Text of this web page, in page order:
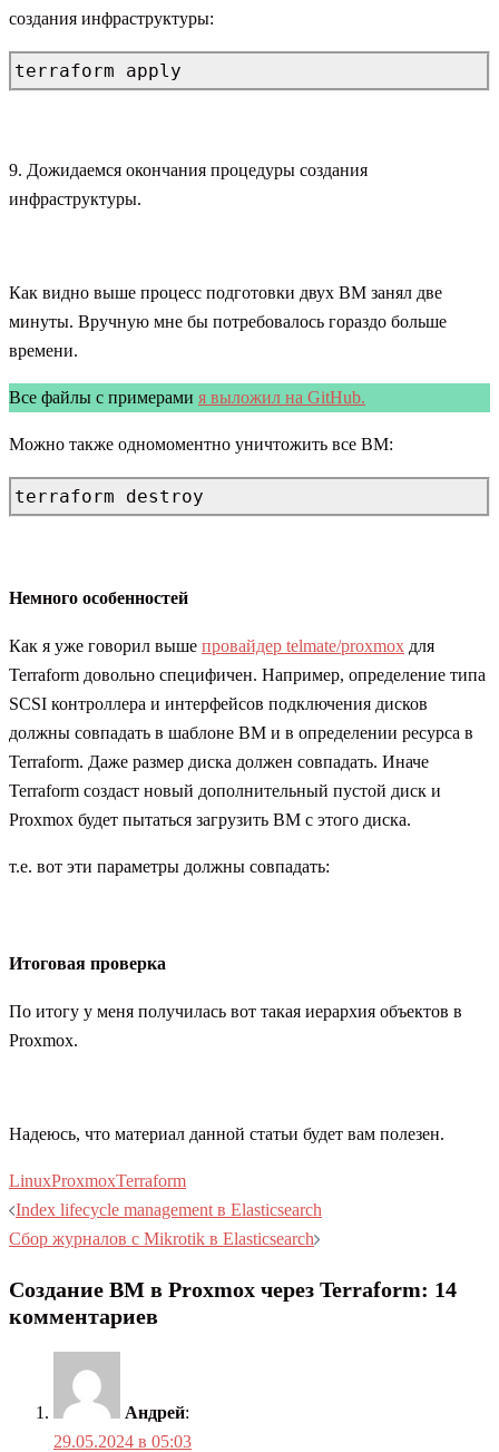
создания инфраструктуры:
terraform apply
9. Дожидаемся окончания процедуры создания
инфраструктуры.
Как видно выше процесс подготовки двух ВМ занял две
минуты. Вручную мне бы потребовалось гораздо больше
времени.
Все файлы с примерами я выложил на GitHub.
Можно также одномоментно уничтожить все ВМ:
terraform destroy
Немного особенностей
Как я уже говорил выше провайдер telmate/proxmox для
Terraform довольно специфичен. Например, определение типа
SCSI контроллера и интерфейсов подключения дисков
должны совпадать в шаблоне ВМ и в определении ресурса в
Terraform. Даже размер диска должен совпадать. Иначе
Terraform создаст новый дополнительный пустой диск и
Proxmox будет пытаться загрузить ВМ с этого диска.
т.е. вот эти параметры должны совпадать:
Итоговая проверка
По итогу у меня получилась вот такая иерархия объектов в
Proxmox.
Надеюсь, что материал данной статьи будет вам полезен.
LinuxProxmoxTerraform
Навигация
записи
Index lifecycle management в Elasticsearch
Сбор журналов с Mikrotik в Elasticsearch
Создание ВМ в Proxmox через Terraform: 14
комментариев
Андрей:
29.05.2024 в 05:03